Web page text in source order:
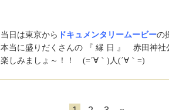
当日は東京から ドキュメンタリームービーの
本当に盛りだくさんの 『 縁 日 』 赤田神
楽しみましょ～！！ (=´∀｀)人(´∀｀=)